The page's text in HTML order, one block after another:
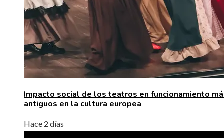
Impacto social de los teatros en funcionamiento
antiguos en la cultura europea
Hace 2 días